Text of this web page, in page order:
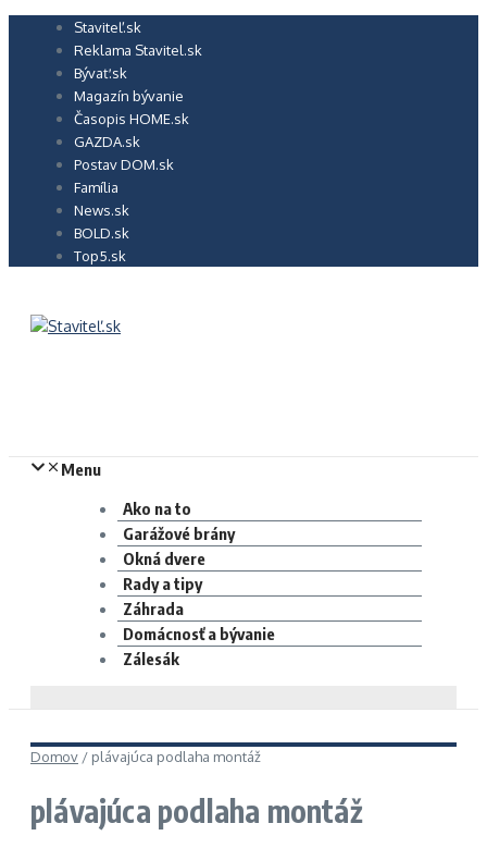
Preskočiť
Staviteľ.sk
Reklama Stavitel.sk
Bývať.sk
Magazín bývanie
Časopis HOME.sk
GAZDA.sk
Postav DOM.sk
Família
News.sk
BOLD.sk
Top5.sk
Menu
Ako na to
Garážové brány
Okná dvere
Rady a tipy
Záhrada
Domácnosť a bývanie
Zálesák
Domov / plávajúca podlaha montáž
plávajúca podlaha montáž